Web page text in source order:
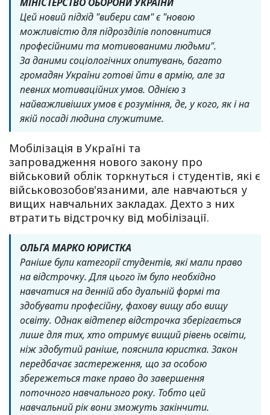
МІНІСТЕРСТВО ОБОРОНИ УКРАЇНИ
Цей новий підхід "вибери сам" є "новою
можливістю для підрозділів поповнитися
професійними та мотивованими людьми".
За даними соціологічних опитувань, багато
громадян України готові йти в армію, але за
певних мотиваційних умов. Однією з
найважливіших умов є розуміння, де, у кого, як і на
якій посаді людина служитиме.
Мобілізація в Україні та
запровадження нового закону про
військовий облік торкнуться і студентів, які є
військовозобов'язаними, але навчаються у
вищих навчальних закладах. Дехто з них
втратить відстрочку від мобілізації.
ОЛЬГА МАРКО ЮРИСТКА
Раніше були категорії студентів, які мали право
на відстрочку. Для цього їм було необхідно
навчатися на денній або дуальній формі та
здобувати професійну, фахову вищу або вищу
освіту. Однак відтепер відстрочка зберігається
лише для тих, хто отримує вищий рівень освіти,
ніж здобутий раніше, пояснила юристка. Закон
передбачає застереження, що за особою
збережеться таке право до завершення
поточного навчального року. Тобто цей
навчальний рік вони зможуть закінчити.